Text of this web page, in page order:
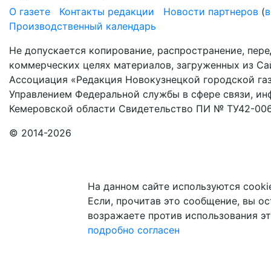
О газете Контакты редакции Новости партнеров (
Производственный календарь
Не допускается копирование, распространение,
коммерческих целях материалов, загруженных из
Ассоциация «Редакция Новокузнецкой городской
Управлением Федеральной службы в сфере связи,
Кемеровской области Свидетельство ПИ № ТУ42-
© 2014-2026
На данном сайте используются
Если, прочитав это сообщение, вы
возражаете против использования
подробно согласен